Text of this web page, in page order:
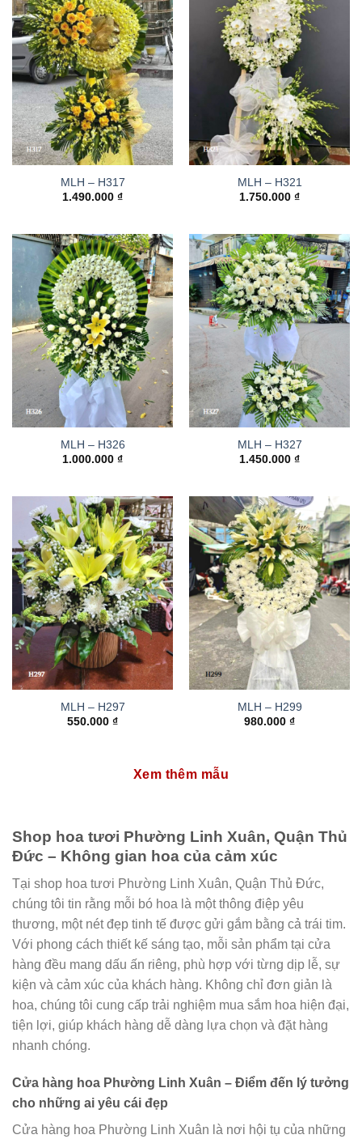
MLH – H317
1.490.000 ₫
MLH – H321
1.750.000 ₫
MLH – H326
1.000.000 ₫
MLH – H327
1.450.000 ₫
MLH – H297
550.000 ₫
MLH – H299
980.000 ₫
Xem thêm mẫu
Shop hoa tươi Phường Linh Xuân, Quận Thủ
Đức – Không gian hoa của cảm xúc
Tại shop hoa tươi Phường Linh Xuân, Quận Thủ Đức,
chúng tôi tin rằng mỗi bó hoa là một thông điệp yêu
thương, một nét đẹp tinh tế được gửi gắm bằng cả trái tim.
Với phong cách thiết kế sáng tạo, mỗi sản phẩm tại cửa
hàng đều mang dấu ấn riêng, phù hợp với từng dịp lễ, sự
kiện và cảm xúc của khách hàng. Không chỉ đơn giản là
hoa, chúng tôi cung cấp trải nghiệm mua sắm hoa hiện đại,
tiện lợi, giúp khách hàng dễ dàng lựa chọn và đặt hàng
nhanh chóng.
Cửa hàng hoa Phường Linh Xuân – Điểm đến lý tưởng
cho những ai yêu cái đẹp
Cửa hàng hoa Phường Linh Xuân là nơi hội tụ của những